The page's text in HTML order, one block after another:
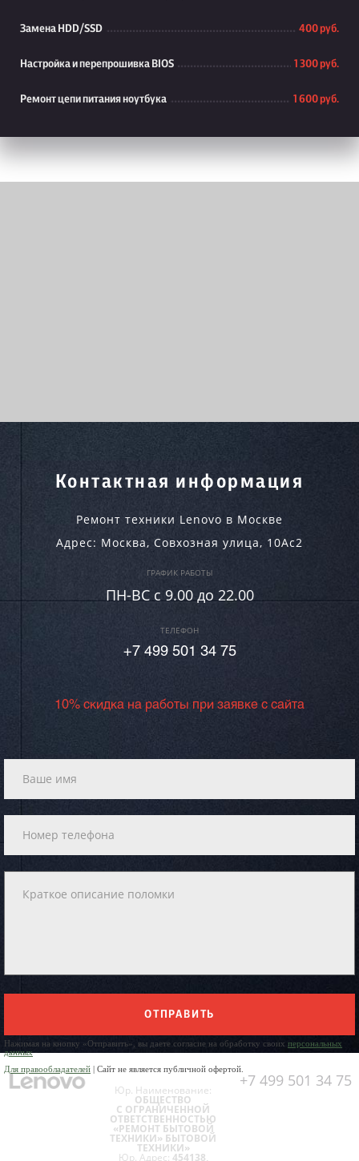
Замена HDD/SSD 400 руб.
Настройка и перепрошивка BIOS 1 300 руб.
Ремонт цепи питания ноутбука 1 600 руб.
Контактная информация
Ремонт техники Lenovo в Москве
Адрес: Москва, Совхозная улица, 10Ас2
ГРАФИК РАБОТЫ
ПН-ВC c 9.00 до 22.00
ТЕЛЕФОН
+7 499 501 34 75
10% скидка на работы при заявке с сайта
ОТПРАВИТЬ
Нажимая на кнопку «Отправить», вы даете согласие на обработку своих персональных
данных
Для правообладателей | Сайт не является публичной офертой.
+7 499 501 34 75
Юр. Наименование:
ОБЩЕСТВО
С ОГРАНИЧЕННОЙ
ОТВЕТСТВЕННОСТЬЮ
«РЕМОНТ БЫТОВОЙ
ТЕХНИКИ» БЫТОВОЙ
ТЕХНИКИ»
Юр. Адрес: 454138,